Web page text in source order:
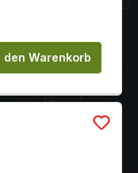
den Warenkorb